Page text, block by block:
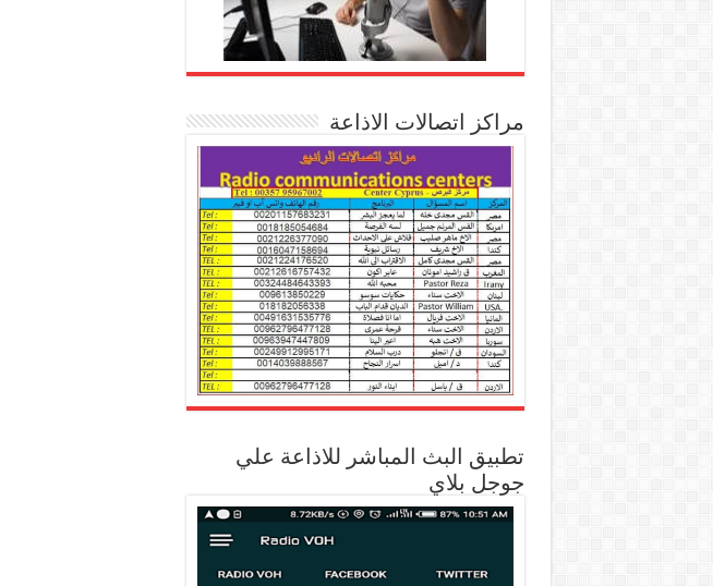
مراكز اتصالات الاذاعة
تطبيق البث المباشر للاذاعة علي
جوجل بلاي